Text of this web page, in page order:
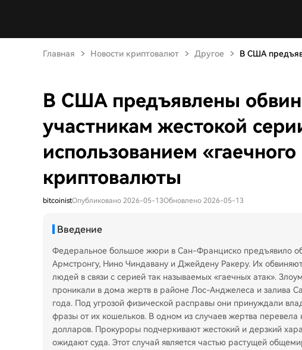
Главная Новости криптовалют Другое В США
В США предъявлены
участникам жестокой
использованием
криптовалюты
bitcoinistОпубликовано 2026-05-13Обновлено 2026-05-13
Введение
Федеральное большое жюри в Сан-Франциско предъявило
Армстронгу, Нино Чиндавану и Джейдену Ракеру. Их
людей в связи с серией так называемых «гаечных атак».
проникали в дома жертв в районе Лос-Анджелеса и залива
года. Под угрозой физической расправы они принуждали
фразы от их кошельков. В одном из случаев жертва
долларов. Прокуроры подчеркивают жестокий и дерзкий
ожидают суда. Этот случай является частью растущей